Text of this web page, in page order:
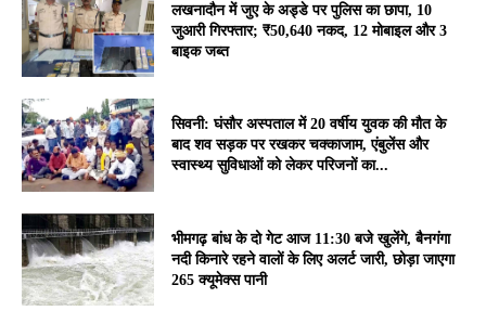
लखनादौन में जुए के अड्डे पर पुलिस का छापा, 10
जुआरी गिरफ्तार; ₹50,640 नकद, 12 मोबाइल और 3
बाइक जब्त
सिवनी: घंसौर अस्पताल में 20 वर्षीय युवक की मौत के
बाद शव सड़क पर रखकर चक्काजाम, एंबुलेंस और
स्वास्थ्य सुविधाओं को लेकर परिजनों का...
भीमगढ़ बांध के दो गेट आज 11:30 बजे खुलेंगे, बैनगंगा
नदी किनारे रहने वालों के लिए अलर्ट जारी, छोड़ा जाएगा
265 क्यूमेक्स पानी